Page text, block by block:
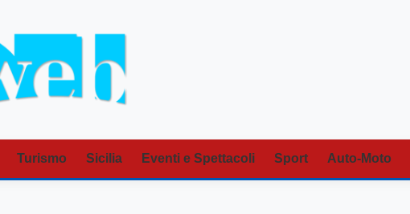
Turismo Sicilia Eventi e Spettacoli Sport Auto-Moto